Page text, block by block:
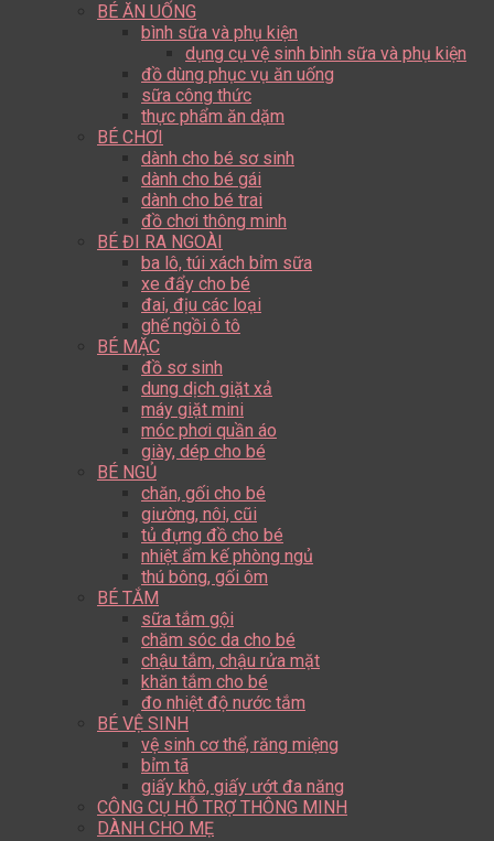
BÉ ĂN UỐNG
bình sữa và phụ kiện
dụng cụ vệ sinh bình sữa và phụ kiện
đồ dùng phục vụ ăn uống
sữa công thức
thực phẩm ăn dặm
BÉ CHƠI
dành cho bé sơ sinh
dành cho bé gái
dành cho bé trai
đồ chơi thông minh
BÉ ĐI RA NGOÀI
ba lô, túi xách bỉm sữa
xe đẩy cho bé
đai, địu các loại
ghế ngồi ô tô
BÉ MẶC
đồ sơ sinh
dung dịch giặt xả
máy giặt mini
móc phơi quần áo
giày, dép cho bé
BÉ NGỦ
chăn, gối cho bé
giường, nôi, cũi
tủ đựng đồ cho bé
nhiệt ẩm kế phòng ngủ
thú bông, gối ôm
BÉ TẮM
sữa tắm gội
chăm sóc da cho bé
chậu tắm, chậu rửa mặt
khăn tắm cho bé
đo nhiệt độ nước tắm
BÉ VỆ SINH
vệ sinh cơ thể, răng miệng
bỉm tã
giấy khô, giấy ướt đa năng
CÔNG CỤ HỖ TRỢ THÔNG MINH
DÀNH CHO MẸ